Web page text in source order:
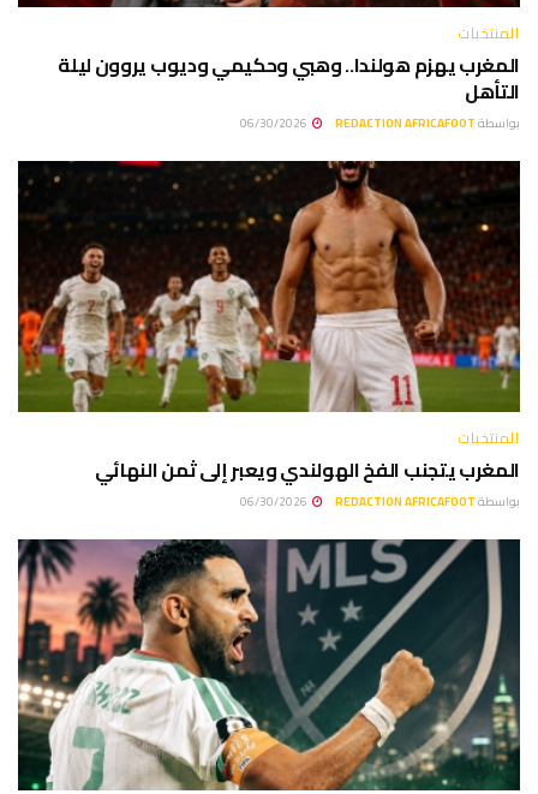
المنتخبات
المغرب يهزم هولندا.. وهبي وحكيمي وديوب يروون ليلة
التأهل
بواسطةREDACTION AFRICAFOOT
المنتخبات
المغرب يتجنب الفخ الهولندي ويعبر إلى ثمن النهائي
بواسطةREDACTION AFRICAFOOT